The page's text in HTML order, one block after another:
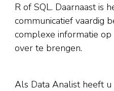
R of SQL. Daarnaast is
communicatief vaardig
complexe informatie
over te brengen.
Als Data Analist heeft